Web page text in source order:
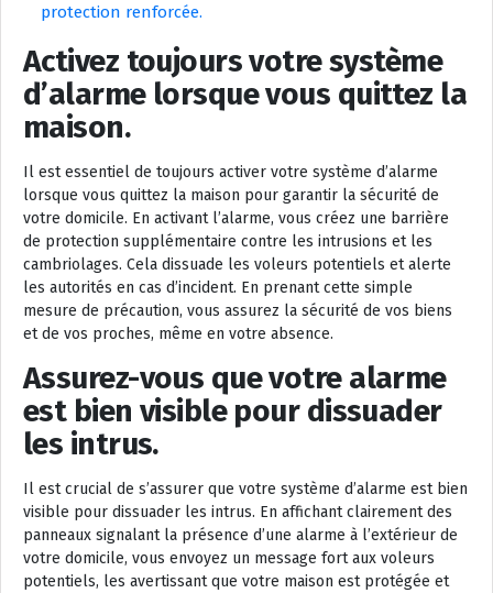
protection renforcée.
Activez toujours votre système
d’alarme lorsque vous quittez la
maison.
Il est essentiel de toujours activer votre système d’alarme
lorsque vous quittez la maison pour garantir la sécurité de
votre domicile. En activant l’alarme, vous créez une barrière
de protection supplémentaire contre les intrusions et les
cambriolages. Cela dissuade les voleurs potentiels et alerte
les autorités en cas d’incident. En prenant cette simple
mesure de précaution, vous assurez la sécurité de vos biens
et de vos proches, même en votre absence.
Assurez-vous que votre alarme
est bien visible pour dissuader
les intrus.
Il est crucial de s’assurer que votre système d’alarme est bien
visible pour dissuader les intrus. En affichant clairement des
panneaux signalant la présence d’une alarme à l’extérieur de
votre domicile, vous envoyez un message fort aux voleurs
potentiels, les avertissant que votre maison est protégée et